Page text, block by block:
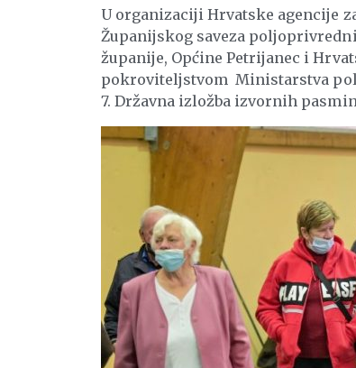
U organizaciji Hrvatske agencije
Županijskog saveza
županije, Općine Petrijanec i
pokroviteljstvom Ministarstva
7. Državna izložba izvornih